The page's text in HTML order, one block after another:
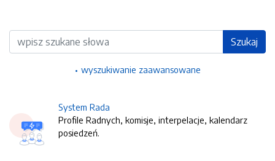
Wyszukiwarka Szukaj
wyszukiwanie zaawansowane
System Rada
Profile Radnych, komisje, interpelacje, kalendarz
posiedzeń.